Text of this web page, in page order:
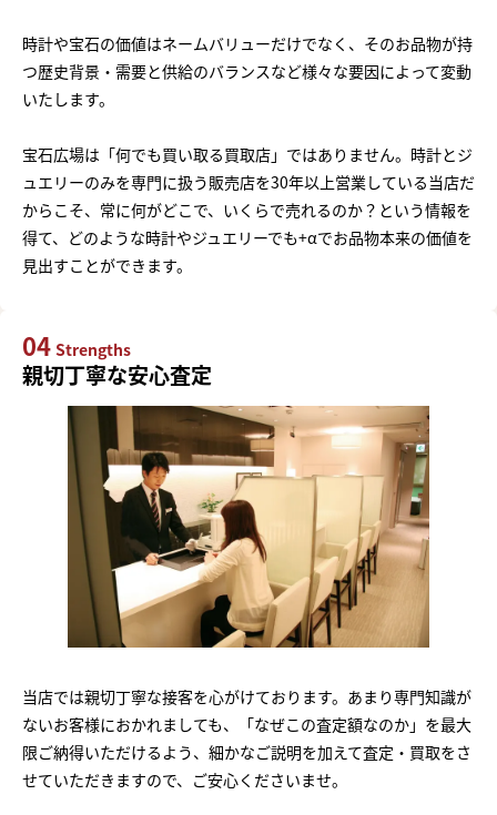
時計や宝石の価値はネームバリューだけでなく、そのお品物が持
つ歴史背景・需要と供給のバランスなど様々な要因によって変動
いたします。
宝石広場は「何でも買い取る買取店」ではありません。時計とジ
ュエリーのみを専門に扱う販売店を30年以上営業している当店だ
からこそ、常に何がどこで、いくらで売れるのか？という情報を
得て、どのような時計やジュエリーでも+αでお品物本来の価値を
見出すことができます。
04 Strengths
親切丁寧な安心査定
当店では親切丁寧な接客を心がけております。あまり専門知識が
ないお客様におかれましても、「なぜこの査定額なのか」を最大
限ご納得いただけるよう、細かなご説明を加えて査定・買取をさ
せていただきますので、ご安心くださいませ。